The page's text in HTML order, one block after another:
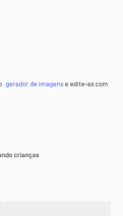
gerador de imagense edite-as com
crianças